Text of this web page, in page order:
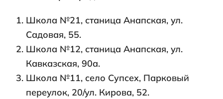
Школа №21, станица Анапская, ул.
Садовая, 55.
Школа №12, станица Анапская, ул.
Кавказская, 90а.
Школа №11, село Супсех, Парковый
переулок, 20/ул. Кирова, 52.